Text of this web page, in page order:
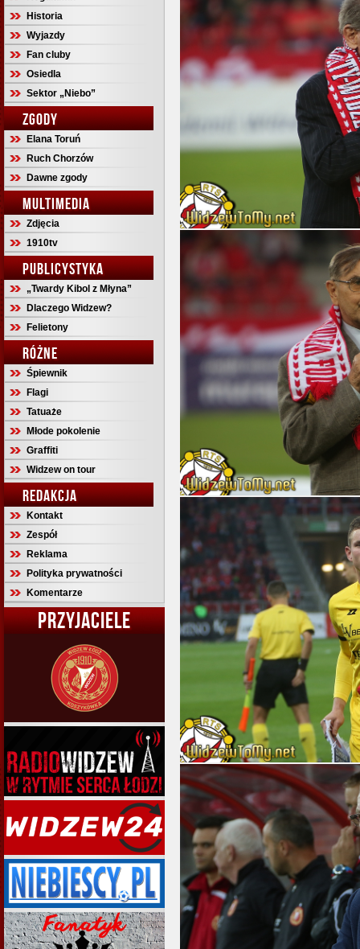
Historia
Wyjazdy
Fan cluby
Osiedla
Sektor „Niebo”
ZGODY
Elana Toruń
Ruch Chorzów
Dawne zgody
MULTIMEDIA
Zdjęcia
1910tv
PUBLICYSTYKA
„Twardy Kibol z Młyna”
Dlaczego Widzew?
Felietony
RÓŻNE
Śpiewnik
Flagi
Tatuaże
Młode pokolenie
Graffiti
Widzew on tour
REDAKCJA
Kontakt
Zespół
Reklama
Polityka prywatności
Komentarze
PRZYJACIELE